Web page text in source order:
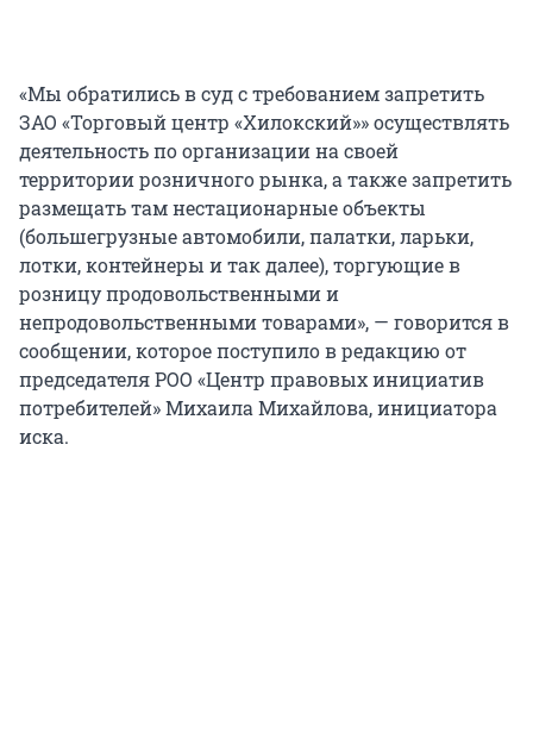
«Мы обратились в суд с требованием запретить
ЗАО «Торговый центр «Хилокский»» осуществлять
деятельность по организации на своей
территории розничного рынка, а также запретить
размещать там нестационарные объекты
(большегрузные автомобили, палатки, ларьки,
лотки, контейнеры и так далее), торгующие в
розницу продовольственными и
непродовольственными товарами», — говорится в
сообщении, которое поступило в редакцию от
председателя РОО «Центр правовых инициатив
потребителей» Михаила Михайлова, инициатора
иска.